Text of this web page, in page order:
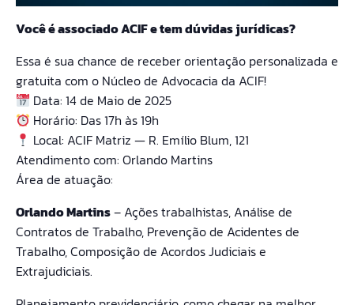
Você é associado ACIF e tem dúvidas jurídicas?
Essa é sua chance de receber orientação personalizada e
gratuita com o Núcleo de Advocacia da ACIF!
Data: 14 de Maio de 2025
Horário: Das 17h às 19h
Local: ACIF Matriz — R. Emílio Blum, 121
Atendimento com: Orlando Martins
Área de atuação:
Orlando Martins– Ações trabalhistas, Análise de
Contratos de Trabalho, Prevenção de Acidentes de
Trabalho, Composição de Acordos Judiciais e
Extrajudiciais.